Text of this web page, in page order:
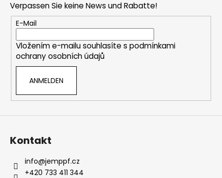
Verpassen Sie keine News und Rabatte!
E-Mail
Vložením e-mailu souhlasíte s podmínkami
ochrany osobních údajů
ANMELDEN
Kontakt
info@jemppf.cz
+420 733 411 344